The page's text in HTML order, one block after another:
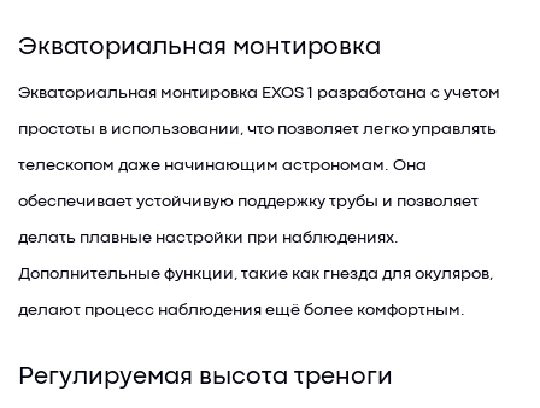
Экваториальная монтировка
Экваториальная монтировка EXOS 1 разработана с учетом
простоты в использовании, что позволяет легко управлять
телескопом даже начинающим астрономам. Она
обеспечивает устойчивую поддержку трубы и позволяет
делать плавные настройки при наблюдениях.
Дополнительные функции, такие как гнезда для окуляров,
делают процесс наблюдения ещё более комфортным.
Регулируемая высота треноги